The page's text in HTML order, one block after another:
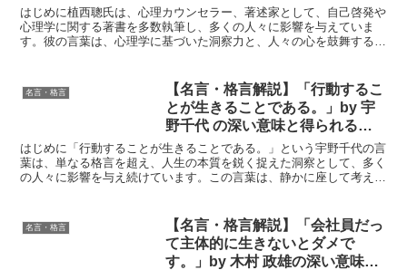
られる教訓
はじめに植西聰氏は、心理カウンセラー、著述家として、自己啓発や
心理学に関する著書を多数執筆し、多くの人々に影響を与えていま
す。彼の言葉は、心理学に基づいた洞察力と、人々の心を鼓舞する力
名言・格言
【名言・格言解説】「行動するこ
とが生きることである。」by 宇
野千代 の深い意味と得られる教
訓
はじめに「行動することが生きることである。」という宇野千代の言
葉は、単なる格言を超え、人生の本質を鋭く捉えた洞察として、多く
の人々に影響を与え続けています。この言葉は、静かに座して考える
名言・格言
【名言・格言解説】「会社員だっ
て主体的に生きないとダメで
す。」by 木村 政雄の深い意味と